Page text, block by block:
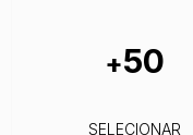
+50
SELECIONAR